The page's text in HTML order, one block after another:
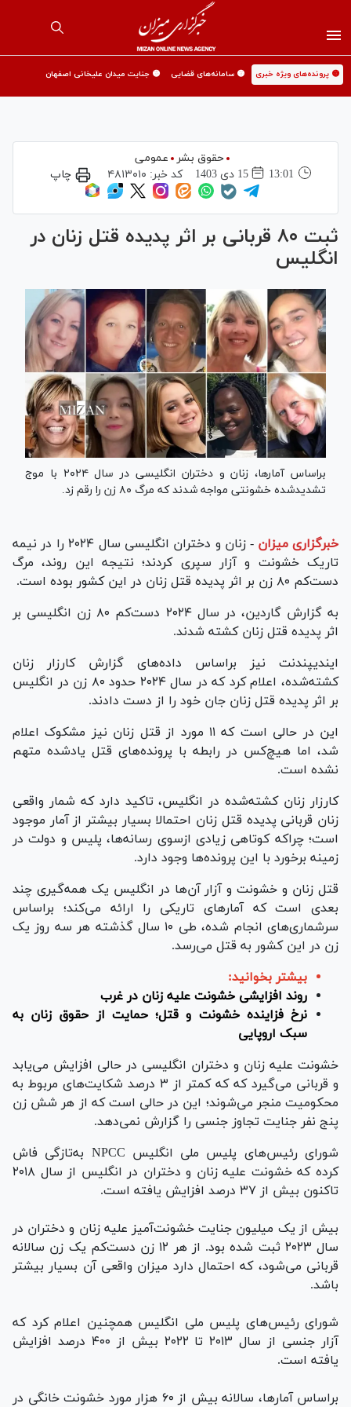
🟡 پرونده‌های ویژه خبری 🟡 سامانه‌های قضایی 🟡 جنایت میدان علیخانی اصفهان
حقوق بشر
عمومی
13:01
15 دی 1403 کد خبر: ۴۸۱۳۰۱۰ چاپ
ثبت ۸۰ قربانی بر اثر پدیده قتل زنان در
انگلیس
براساس آمارها، زنان و دختران انگلیسی در سال ۲۰۲۴ با موج
تشدیدشده خشونتی مواجه شدند که مرگ ۸۰ زن را رقم زد.
خبرگزاری میزان -
زنان و دختران انگلیسی سال ۲۰۲۴ را در نیمه
تاریک خشونت و آزار سپری کردند؛ نتیجه این روند، مرگ
دست‌کم ۸۰ زن بر اثر پدیده قتل زنان در این کشور بوده است.
به گزارش گاردین، در سال ۲۰۲۴ دست‌کم ۸۰ زن انگلیسی بر
اثر پدیده قتل زنان کشته شدند.
ایندیپندنت نیز براساس داده‌های گزارش کارزار زنان
کشته‌شده، اعلام کرد که در سال ۲۰۲۴ حدود ۸۰ زن در انگلیس
بر اثر پدیده قتل زنان جان خود را از دست دادند.
این در حالی است که ۱۱ مورد از قتل زنان نیز مشکوک اعلام
شد، اما هیچ‌کس در رابطه با پرونده‌های قتل یادشده متهم
نشده است.
کارزار زنان کشته‌شده در انگلیس، تاکید دارد که شمار واقعی
زنان قربانی پدیده قتل زنان احتمالا بسیار بیشتر از آمار موجود
است؛ چراکه کوتاهی زیادی ازسوی رسانه‌ها، پلیس و دولت در
زمینه برخورد با این پرونده‌ها وجود دارد.
قتل زنان و خشونت و آزار آن‌ها در انگلیس یک همه‌گیری چند
بعدی است که آمار‌های تاریکی را ارائه می‌کند؛ براساس
سرشماری‌های انجام شده، طی ۱۰ سال گذشته هر سه روز یک
زن در این کشور به قتل می‌رسد.
بیشتر بخوانید:
روند افزایشی خشونت علیه زنان در غرب
نرخ فزاینده خشونت و قتل؛ حمایت از حقوق زنان به
سبک اروپایی
خشونت علیه زنان و دختران انگلیسی در حالی افزایش می‌یابد
و قربانی می‌گیرد که که کمتر از ۳ درصد شکایت‌های مربوط به
محکومیت منجر می‌شوند؛ این در حالی است که از هر شش زن
پنج نفر جنایت تجاوز جنسی را گزارش نمی‌دهد.
شورای رئیس‌های پلیس ملی انگلیس NPCC به‌تازگی فاش
کرده که خشونت علیه زنان و دختران در انگلیس از سال ۲۰۱۸
تاکنون بیش از ۳۷ درصد افزایش یافته است.
بیش از یک میلیون جنایت خشونت‌آمیز علیه زنان و دختران در
سال ۲۰۲۳ ثبت شده بود. از هر ۱۲ زن دست‌کم یک زن سالانه
قربانی می‌شود، که احتمال دارد میزان واقعی آن بسیار بیشتر
باشد.
شورای رئیس‌های پلیس ملی انگلیس همچنین اعلام کرد که
آزار جنسی از سال ۲۰۱۳ تا ۲۰۲۲ بیش از ۴۰۰ درصد افزایش
یافته است.
براساس آمارها، سالانه بیش از ۶۰ هزار مورد خشونت خانگی در